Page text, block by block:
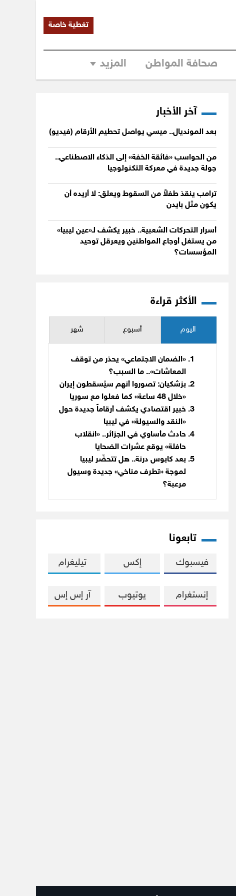
تغطية خاصة
صحافة المواطن المزيد
آخر الأخبار
بعد المونديال.. ميسي يواصل تحطيم الأرقام (فيديو)
من الحواسب «فائقة الخفة» إلى الذكاء الاصطناعي..
جولة جديدة في معركة التكنولوجيا
ترامب ينقذ طفلاً من السقوط ويعلق: لا أريده أن
يكون مثل بايدن
أسرار التحركات الشعبية.. خبير يكشف لـ«عين ليبيا»
من يستغل أوجاع المواطنين ويعرقل توحيد
المؤسسات؟
الأكثر قراءة
اليوم أسبوع شهر
«الضمان الاجتماعي» يحذر من توقف
المعاشات».. ما السبب؟
بزشكيان: تصوروا أنهم سيُسقطون إيران
«خلال 48 ساعة» كما فعلوا مع سوريا
خبير اقتصادي يكشف أرقاماً جديدة حول
«النقد والسيولة» في ليبيا
حادث مأساوي في الجزائر.. «انقلاب
حافلة» يوقع عشرات الضحايا
بعد كابوس درنة.. هل تتحضّر ليبيا
لموجة «تطرف مناخي» جديدة وسيول
مرعبة؟
تابعونا
فيسبوك إكس تيليغرام
إنستغرام يوتيوب آر إس إس